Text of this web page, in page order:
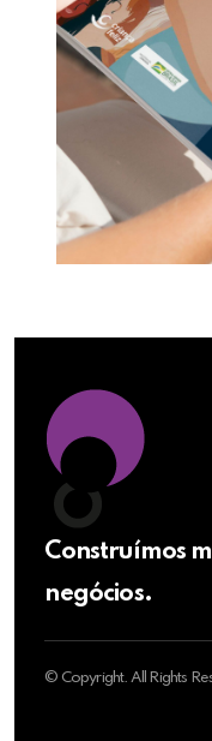
Construímos
negócios.
© Copyright. All Rights